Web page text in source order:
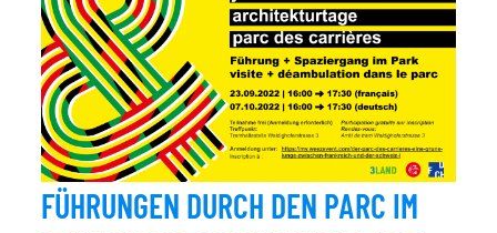
FÜHRUNGEN DURCH DEN PARC IM